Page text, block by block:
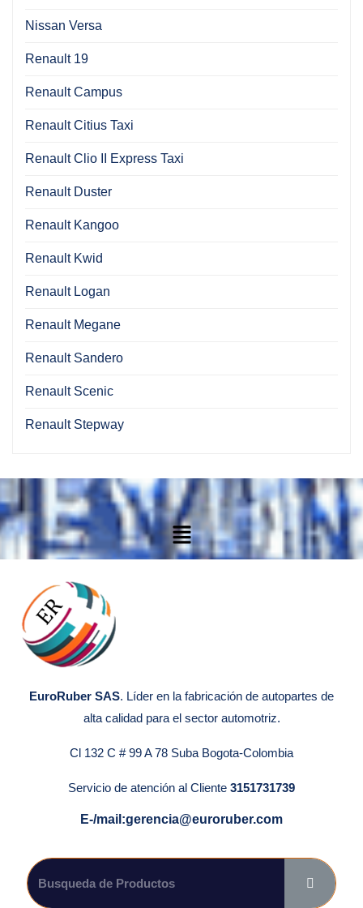
Nissan Versa
Renault 19
Renault Campus
Renault Citius Taxi
Renault Clio II Express Taxi
Renault Duster
Renault Kangoo
Renault Kwid
Renault Logan
Renault Megane
Renault Sandero
Renault Scenic
Renault Stepway
EuroRuber SAS. Líder en la fabricación de autopartes de
alta calidad para el sector automotriz.
Cl 132 C # 99 A 78 Suba Bogota-Colombia
Servicio de atención al Cliente 3151731739
E-/mail:gerencia@euroruber.com